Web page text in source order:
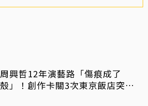
周興哲12年演藝路「傷痕成了
殼」！創作卡關3次東京飯店突找